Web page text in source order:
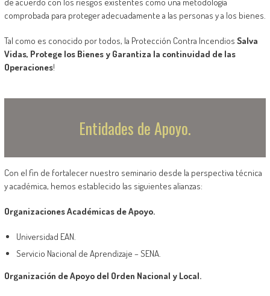
comprobada para proteger adecuadamente a las personas y a los bienes.
Tal como es conocido por todos, la Protección Contra Incendios Salva
Vidas, Protege los Bienes y Garantiza la continuidad de las
Operaciones!
Entidades de Apoyo.
Con el fin de fortalecer nuestro seminario desde la perspectiva técnica
y académica, hemos establecido las siguientes alianzas:
Organizaciones Académicas de Apoyo.
Universidad EAN.
Servicio Nacional de Aprendizaje – SENA.
Organización de Apoyo del Orden Nacional y Local.